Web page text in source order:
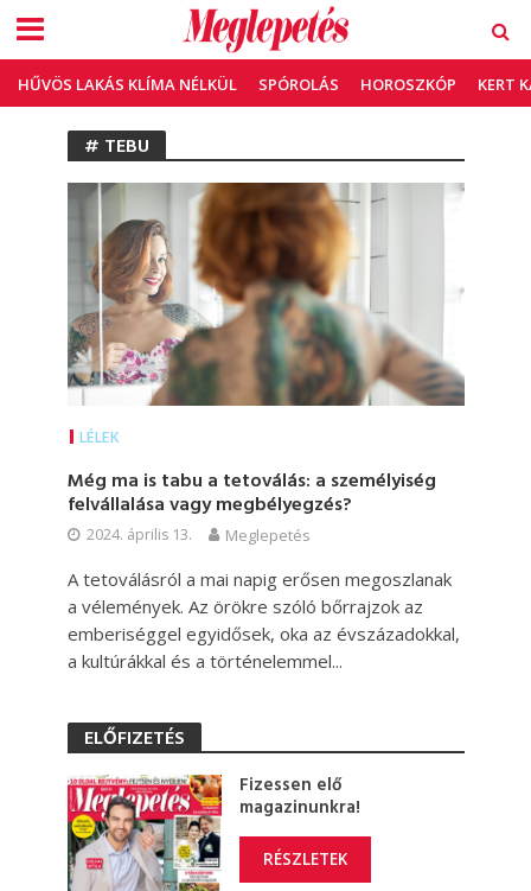
HŰVÖS LAKÁS KLÍMA NÉLKÜL SPÓROLÁS HOROSZKÓP KERT
# TEBU
LÉLEK
Még ma is tabu a tetoválás: a személyiség
felvállalása vagy megbélyegzés?
2024. április 13. Meglepetés
A tetoválásról a mai napig erősen megoszlanak
a vélemények. Az örökre szóló bőrrajzok az
emberiséggel egyidősek, oka az évszázadokkal,
a kultúrákkal és a történelemmel...
ELŐFIZETÉS
Fizessen elő
magazinunkra!
RÉSZLETEK